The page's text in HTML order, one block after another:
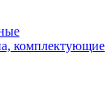
комплектующие